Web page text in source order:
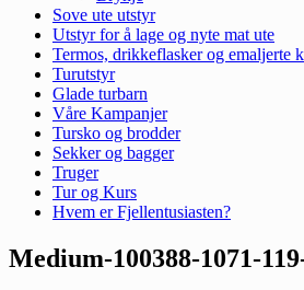
Sove ute utstyr
Utstyr for å lage og nyte mat ute
Termos, drikkeflasker og emaljerte
Turutstyr
Glade turbarn
Våre Kampanjer
Tursko og brodder
Sekker og bagger
Truger
Tur og Kurs
Hvem er Fjellentusiasten?
Medium-100388-1071-